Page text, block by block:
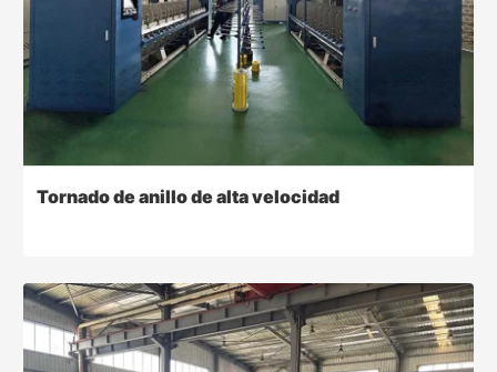
Tornado de anillo de alta velocidad